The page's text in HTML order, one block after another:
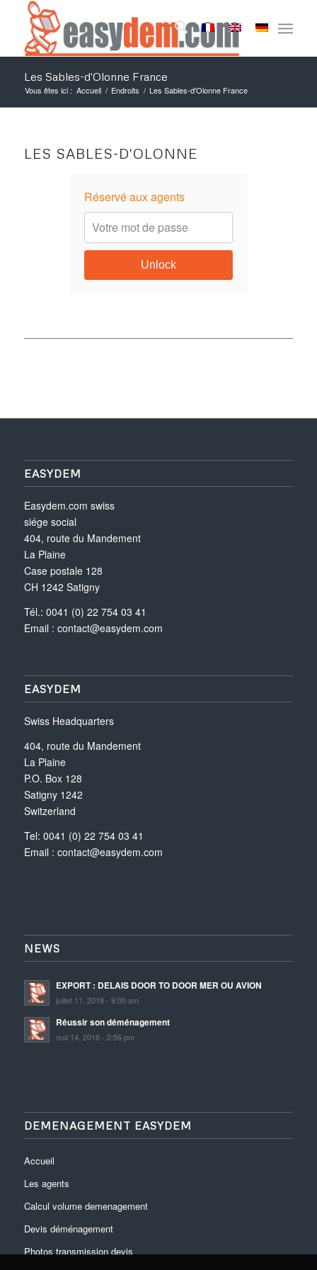
Les Sables-d'Olonne France
Vous êtes ici : Accueil / Endroits / Les Sables-d'Olonne France
LES SABLES-D'OLONNE
Réservé aux agents
Unlock
EASYDEM
Easydem.com swiss
siége social
404, route du Mandement
La Plaine
Case postale 128
CH 1242 Satigny
Tél.: 0041 (0) 22 754 03 41
Email : contact@easydem.com
EASYDEM
Swiss Headquarters
404, route du Mandement
La Plaine
P.O. Box 128
Satigny 1242
Switzerland
Tel: 0041 (0) 22 754 03 41
Email : contact@easydem.com
NEWS
EXPORT : DELAIS DOOR TO DOOR MER OU AVION
juillet 11, 2018 - 9:00 am
Réussir son déménagement
mai 14, 2018 - 2:56 pm
DEMENAGEMENT EASYDEM
Accueil
Les agents
Calcul volume demenagement
Devis déménagement
Photos transmission devis